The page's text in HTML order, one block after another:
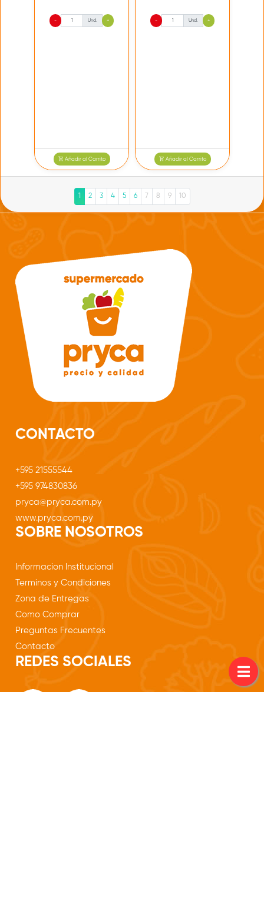
- Und. +
Añadir al Carrito
- Und. +
Añadir al Carrito
1 2 3 4 5 6 7 8 9 10
CONTACTO
+595 21555544
+595 974830836
pryca@pryca.com.py
www.pryca.com.py
SOBRE NOSOTROS
Informacion Institucional
Terminos y Condiciones
Zona de Entregas
Como Comprar
Preguntas Frecuentes
Contacto
REDES SOCIALES